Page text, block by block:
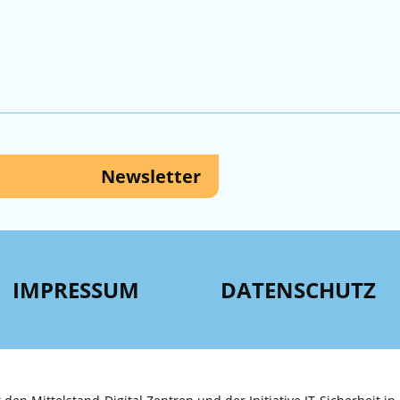
Newsletter
IMPRESSUM DATENSCHUTZ